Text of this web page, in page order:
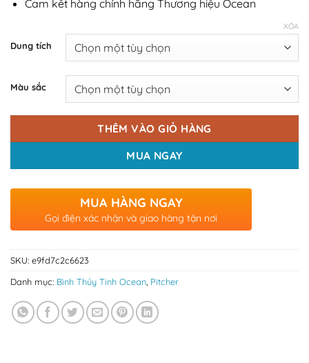
Cam kết hàng chính hãng Thương hiệu Ocean
Dung tích
Màu sắc
XÓA
THÊM VÀO GIỎ HÀNG
MUA NGAY
MUA HÀNG NGAY
Gọi điện xác nhận và giao hàng tận nơi
SKU: e9fd7c2c6623
Danh mục: Bình Thủy Tinh Ocean, Pitcher